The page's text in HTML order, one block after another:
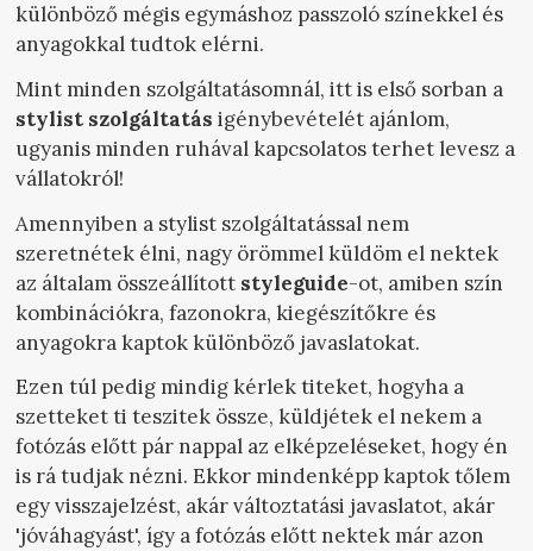
különböző mégis egymáshoz passzoló színekkel és
anyagokkal tudtok elérni.
Mint minden szolgáltatásomnál, itt is első sorban a
stylist szolgáltatás igénybevételét ajánlom,
ugyanis minden ruhával kapcsolatos terhet levesz a
vállatokról!
Amennyiben a stylist szolgáltatással nem
szeretnétek élni, nagy örömmel küldöm el nektek
az általam összeállított styleguide-ot, amiben szín
kombinációkra, fazonokra, kiegészítőkre és
anyagokra kaptok különböző javaslatokat.
Ezen túl pedig mindig kérlek titeket, hogyha a
szetteket ti teszitek össze, küldjétek el nekem a
fotózás előtt pár nappal az elképzeléseket, hogy én
is rá tudjak nézni. Ekkor mindenképp kaptok tőlem
egy visszajelzést, akár változtatási javaslatot, akár
'jóváhagyást', így a fotózás előtt nektek már azon